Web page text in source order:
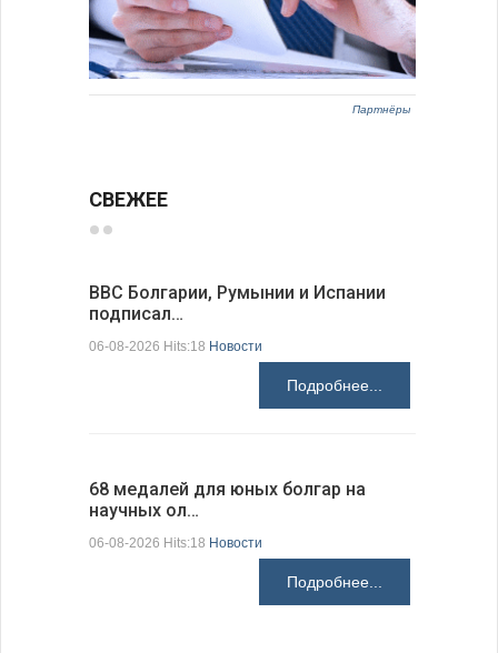
Партнёры
СВЕЖЕЕ
ВВС Болгарии, Румынии и Испании
подписал…
06-08-2026 Hits:18 Новости
Подробнее...
68 медалей для юных болгар на
научных ол…
06-08-2026 Hits:18 Новости
Подробнее...